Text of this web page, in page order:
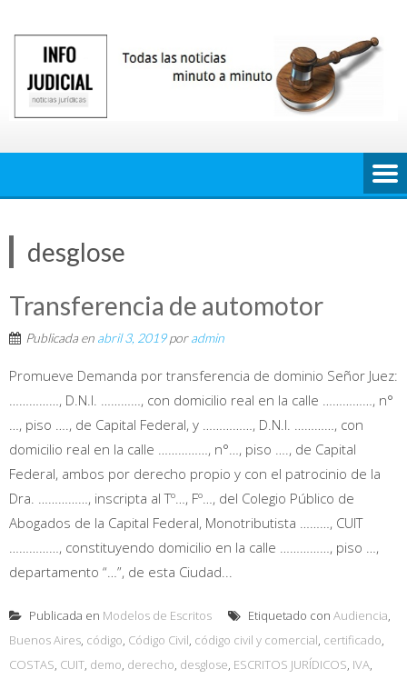
contenido
desglose
Transferencia de automotor
Publicada en abril 3, 2019poradmin
Promueve Demanda por transferencia de dominio Señor Juez:
……………, D.N.I. …………, con domicilio real en la calle ……………, n°
…, piso …., de Capital Federal, y ……………, D.N.I. …………, con
domicilio real en la calle ……………, n°…, piso …., de Capital
Federal, ambos por derecho propio y con el patrocinio de la
Dra. ……………, inscripta al Tº…, Fº…, del Colegio Público de
Abogados de la Capital Federal, Monotributista ………, CUIT
……………, constituyendo domicilio en la calle ……………, piso …,
departamento “…”, de esta Ciudad...
Publicada en Modelos de Escritos Etiquetado con Audiencia,
Buenos Aires, código, Código Civil, código civil y comercial, certificado,
COSTAS, CUIT, demo, derecho, desglose, ESCRITOS JURÍDICOS, IVA,